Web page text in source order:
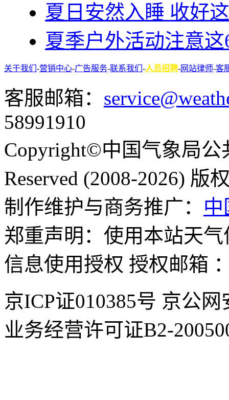
夏日安然入睡 收好
夏季户外活动注意
关于我们 -营销中心-广告服务-联系我们 -人员招聘-网站律师-客
客服邮箱：
58991910
Copyright©中国气象局
Reserved (2008-2026) 版
制作维护与商务推广：
郑重声明：使用本站天
信息使用授权 授权邮箱
京ICP证010385号 京公
业务经营许可证B2-